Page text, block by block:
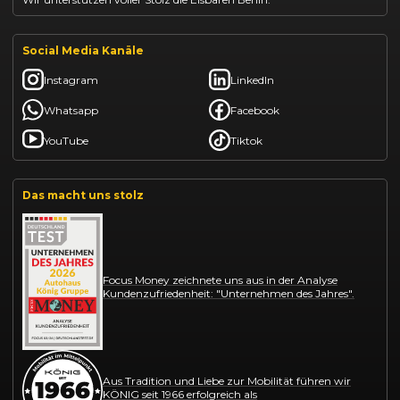
Social Media Kanäle
Instagram LinkedIn
Whatsapp Facebook
YouTube Tiktok
Das macht uns stolz
Focus Money zeichnete uns aus in der Analyse
Kundenzufriedenheit: "Unternehmen des Jahres".
Aus Tradition und Liebe zur Mobilität führen wir
KÖNIG seit 1966 erfolgreich als